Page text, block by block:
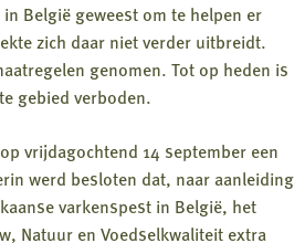
België geweest om te helpen er
zich daar niet verder uitbreidt.
genomen. Tot op heden is
gebied verboden.
vrijdagochtend 14 september een
werd besloten dat, naar aanleiding
varkenspest in België, het
Natuur en Voedselkwaliteit extra